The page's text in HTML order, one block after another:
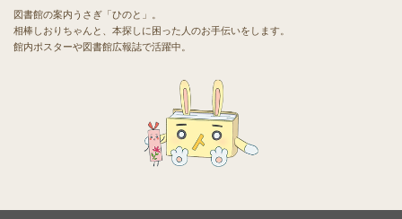
図書館の案内うさぎ「ひのと」。
相棒しおりちゃんと、本探しに困った人のお手伝いをします。
館内ポスターや図書館広報誌で活躍中。